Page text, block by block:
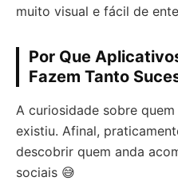
muito visual e fácil de
Por Que
Fazem Tanto
A curiosidade sobre
existiu. Afinal,
descobrir quem anda
sociais 😅